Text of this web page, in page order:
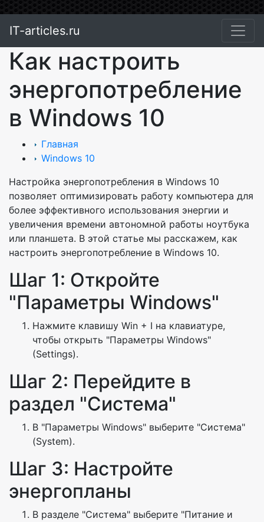
IT-articles.ru
Как настроить
энергопотребление
в Windows 10
Главная
Windows 10
Настройка энергопотребления в Windows 10
позволяет оптимизировать работу компьютера для
более эффективного использования энергии и
увеличения времени автономной работы ноутбука
или планшета. В этой статье мы расскажем, как
настроить энергопотребление в Windows 10.
Шаг 1: Откройте
"Параметры Windows"
Нажмите клавишу Win + I на клавиатуре,
чтобы открыть "Параметры Windows"
(Settings).
Шаг 2: Перейдите в
раздел "Система"
В "Параметры Windows" выберите "Система"
(System).
Шаг 3: Настройте
энергопланы
В разделе "Система" выберите "Питание и